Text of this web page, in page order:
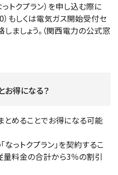
トクプラン）を申し込む際に
もしくは電気ガス開始受付セ
しましょう。（関西電力の公式窓
お得になる？
とめることでお得になる可能
っトクプラン」を契約するこ
量料金の合計から3％の割引